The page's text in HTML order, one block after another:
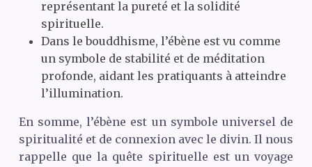
représentant la pureté et la solidité
spirituelle.
Dans le bouddhisme, l’ébène est vu comme
un symbole de stabilité et de méditation
profonde, aidant les pratiquants à atteindre
l’illumination.
En somme, l’ébène est un symbole universel de
spiritualité et de connexion avec le divin. Il nous
rappelle que la quête spirituelle est un voyage